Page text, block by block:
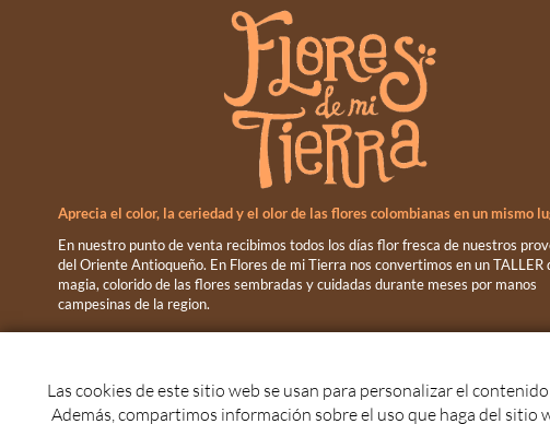
Aprecia el color, la ceriedad y el olor de las flores colombianas en un mismo
En nuestro punto de venta recibimos todos los días flor fresca de nuestros
del Oriente Antioqueño. En Flores de mi Tierra nos convertimos en un TALLER
magia, colorido de las flores sembradas y cuidadas durante meses por manos
campesinas de la region.
Las cookies de este sitio web se usan para personalizar el
Además, compartimos información sobre el uso que haga del